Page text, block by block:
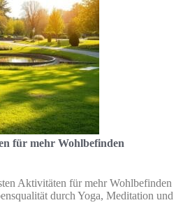
für mehr Wohlbefinden
Aktivitäten für mehr Wohlbefinden
durch Yoga, Meditation und